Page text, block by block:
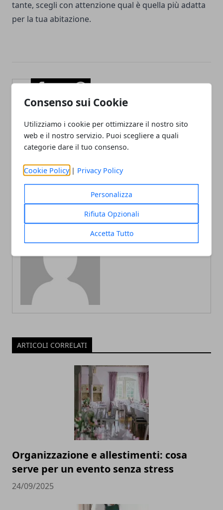
Consenso sui Cookie
Utilizziamo i cookie per ottimizzare il nostro sito
web e il nostro servizio. Puoi scegliere a quali
categorie dare il tuo consenso.
Cookie Policy | Privacy Policy
Personalizza
Rifiuta Opzionali
Accetta Tutto
tante, scegli con attenzione qual è quella più adatta
per la tua abitazione.
Facebook
TwitterWhatsapp
Articolo Precedente
Noleggiare un'auto per
farlo?
Articolo Successivo
ARTICOLI CORRELATI
Organizzazione e allestimenti: cosa
serve per un evento senza stress
24/09/2025